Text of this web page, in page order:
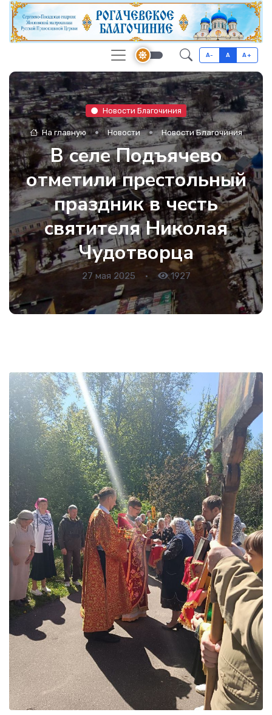
A- A A+
Новости Благочиния
На главную Новости Новости Благочиния
В селе Подъячево
отметили престольный
праздник в честь
святителя Николая
Чудотворца
27 мая 2025 • 1927